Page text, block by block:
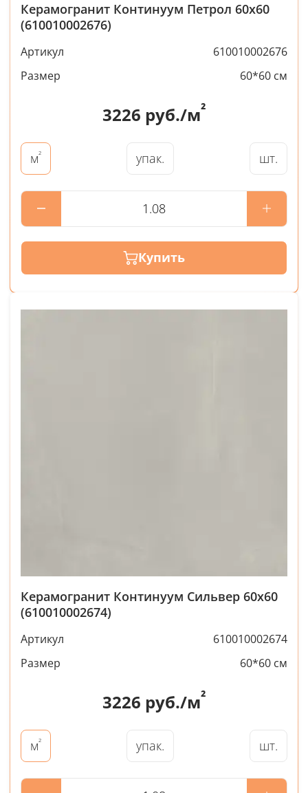
Керамогранит Континуум Петрол 60x60
(610010002676)
Артикул
610010002676
Размер
60*60 см
3226 руб./м²
м² упак. шт.
Купить
Керамогранит Континуум Сильвер 60x60
(610010002674)
Артикул
610010002674
Размер
60*60 см
3226 руб./м²
м² упак. шт.